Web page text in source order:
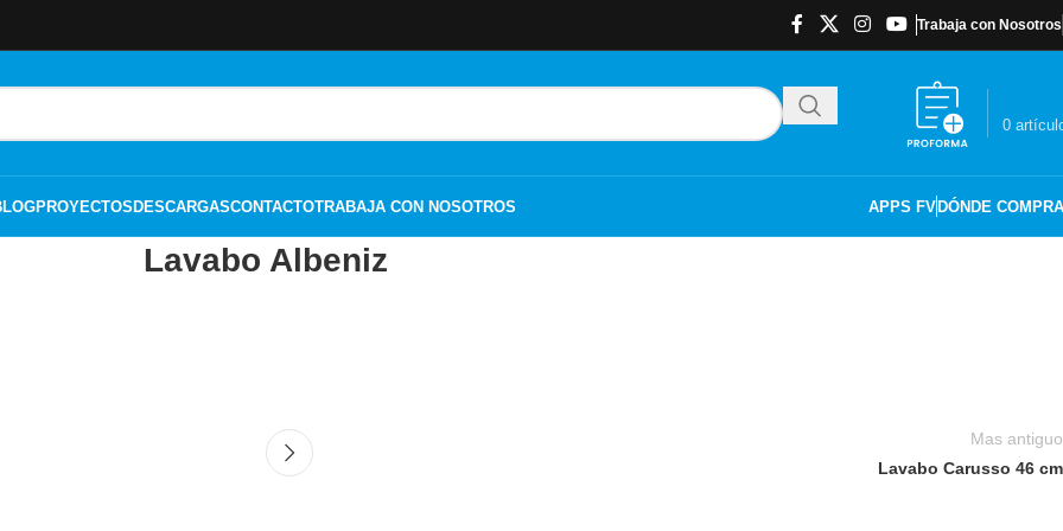
Trabaja con Nosotros
0
PROYECTOSDESCARGASCONTACTOTRABAJA CON NOSOTROS APPS FVDÓNDE
Lavabo Albeniz
Mas antiguo
Lavabo Carusso 46 cm